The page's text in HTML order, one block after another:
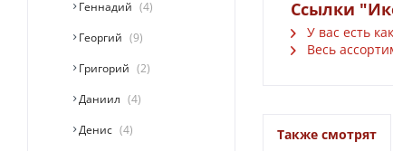
Геннадий
4
Георгий
9
Григорий
2
Даниил
4
Денис
4
Ссылки
У вас есть
Весь
Также смотрят